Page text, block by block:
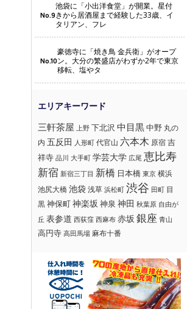
No.9
池袋に「小出洋食堂」が開業。星付
きから居酒屋まで経験した33歳、イ
タリアン、フレ
No.10
豪徳寺に「焼き鳥 金兵衛」がオープ
ン。大分の繁盛店がわずか2年で東京
移転、塩やタ
三軒茶屋 上野 下北沢 中目黒中野 丸の
内 五反田 人形町 代官山 六本木 原宿 吉
祥寺 品川 大手町 学芸大学 広尾 恵比寿
新宿 新宿三丁目 新橋 日本橋 東京 横浜
池尻大橋 池袋浅草 浜松町 渋谷 田町 目
黒神保町神楽坂 神泉 神田 秋葉原 自由が
丘 表参道 西荻窪 西麻布 赤坂 銀座 青山
高円寺 高田馬場 麻布十番